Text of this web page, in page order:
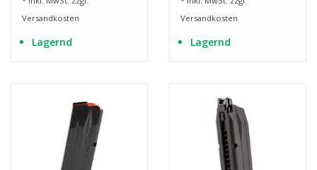
Versandkosten
Lagernd
Versandkosten
Lagernd